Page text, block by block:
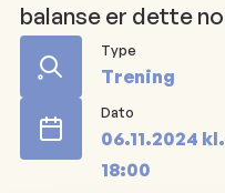
balanse er dette
Type
Trening
Dato
06.11.2024 kl.
18:00